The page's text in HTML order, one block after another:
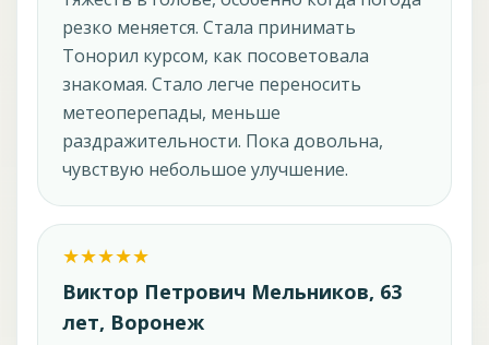
резко меняется. Стала принимать
Тонорил курсом, как посоветовала
знакомая. Стало легче переносить
метеоперепады, меньше
раздражительности. Пока довольна,
чувствую небольшое улучшение.
Виктор Петрович Мельников, 63
лет, Воронеж